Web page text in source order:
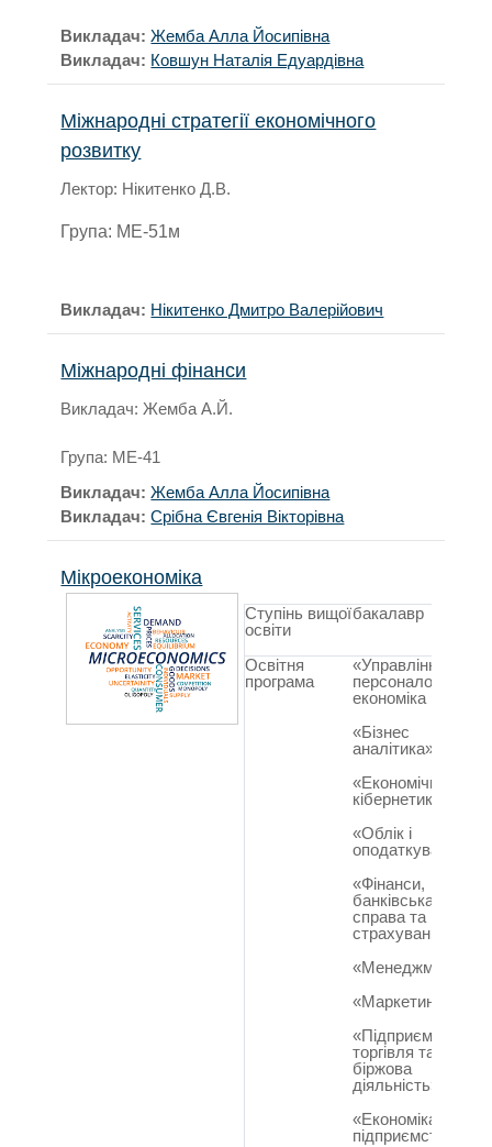
Викладач:Жемба Алла Йосипівна
Викладач: Ковшун Наталія Едуардівна
Міжнародні стратегії економічного
розвитку
Лектор: Нікитенко Д.В.
Група: МЕ-51м
Викладач: Нікитенко Дмитро Валерійович
Міжнародні фінанси
Викладач: Жемба А.Й.
Група: МЕ-41
Викладач:Жемба Алла Йосипівна
Викладач:Срібна Євгенія Вікторівна
Мікроекономіка
Ступінь вищої
освіти
бакалавр
Освітня
програма
«Управління
персоналом і
економіка праці»
«Бізнес
аналітика»
«Економічна
кібернетика»
«Облік і
оподаткування»
«Фінанси,
банківська
справа та
страхування»
«Менеджмент»
«Маркетинг»
«Підприємництво,
торгівля та
біржова
діяльність»
«Економіка
підприємства»